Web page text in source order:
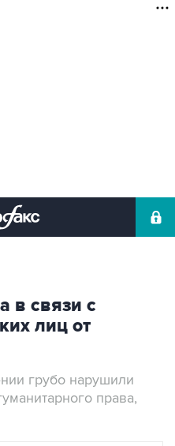
в связи с
лиц от
грубо нарушили
права,